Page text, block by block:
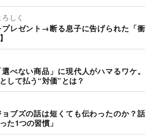
しく
レゼント→断る息子に告げられた「衝
べない商品」に現代人がハマるワケ。
して払う“対価”とは？
ブズの話は短くても伝わったのか？話
た1つの習慣」